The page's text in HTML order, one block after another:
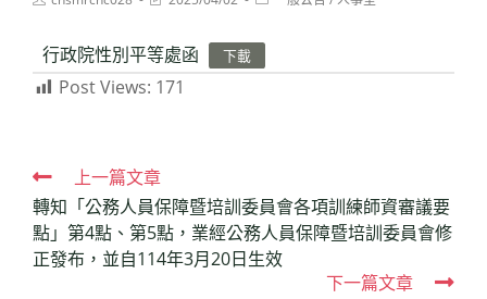
行政院性別平等處函 下載
Post Views: 171
Read
more
articles
上一篇文章
轉知「公務人員保障暨培訓委員會各項訓練師資審議要
點」第4點、第5點，業經公務人員保障暨培訓委員會修
正發布，並自114年3月20日生效
下一篇文章